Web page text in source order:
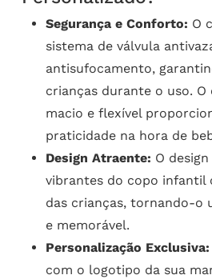
Segurança e Conforto: O
sistema de válvula
antisufocamento,
crianças durante o uso.
macio e flexível
praticidade na hora de
Design Atraente: O
vibrantes do copo infantil
das crianças, tornando-o
e memorável.
Personalização Exclusiva:
com o logotipo da sua